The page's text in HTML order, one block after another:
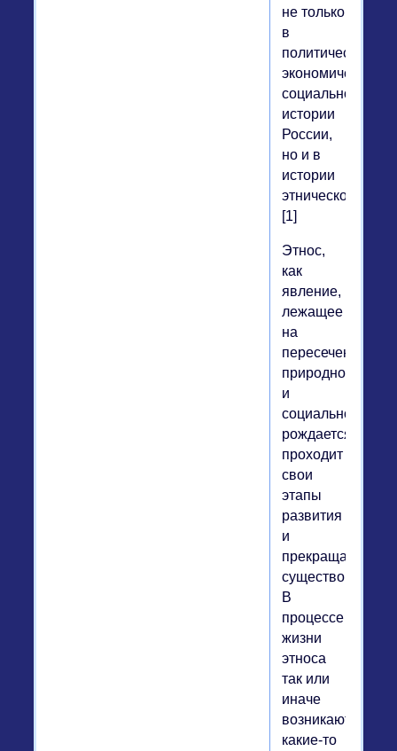
не только
в
политической,
экономической,
социальной
истории
России,
но и в
истории
этнической.
[1]
Этнос,
как
явление,
лежащее
на
пересечении
природного
и
социального,
рождается,
проходит
свои
этапы
развития
и
прекращает
существование.
В
процессе
жизни
этноса
так или
иначе
возникают
какие-то